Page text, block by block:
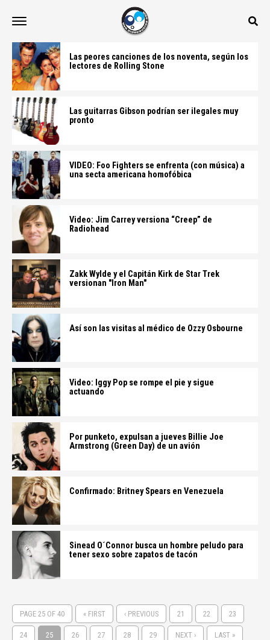
Las peores canciones de los noventa, según los
lectores de Rolling Stone
Las guitarras Gibson podrían ser ilegales muy
pronto
VIDEO: Foo Fighters se enfrenta (con música) a
una secta americana homofóbica
Video: Jim Carrey versiona “Creep” de
Radiohead
Zakk Wylde y el Capitán Kirk de Star Trek
versionan "Iron Man"
Así son las visitas al médico de Ozzy Osbourne
Video: Iggy Pop se rompe el pie y sigue
actuando
Por punketo, expulsan a jueves Billie Joe
Armstrong (Green Day) de un avión
Confirmado: Britney Spears en Venezuela
Sinead O´Connor busca un hombre peludo para
tener sexo sobre zapatos de tacón
PAGE 25 OF 40 « FIRST ‹ PREVIOUS 21 22 23
24 25 26 27 28 29 NEXT › LAST »